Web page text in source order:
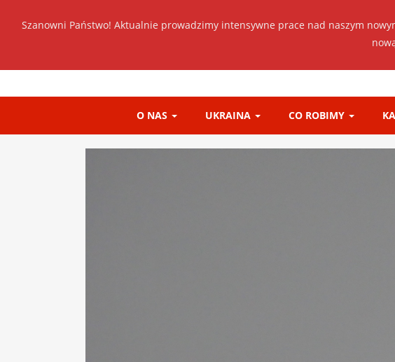
O NAS UKRAINA CO ROBIMY
Szanowni Państwo! Aktualnie prowadzimy intensywne prace nad naszym